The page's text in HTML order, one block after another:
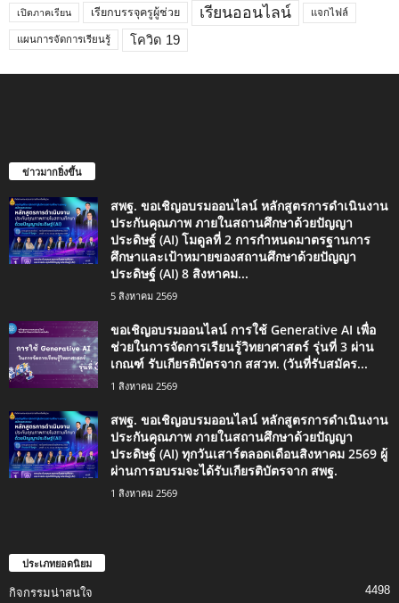
เปิดภาคเรียน เรียกบรรจุครูผู้ช่วย เรียนออนไลน์ แจกไฟล์
แผนการจัดการเรียนรู้ โควิด 19
ข่าวมากยิ่งขึ้น
สพฐ. ขอเชิญอบรมออนไลน์ หลักสูตรการดำเนินงาน
ประกันคุณภาพ ภายในสถานศึกษาด้วยปัญญา
ประดิษฐ์ (AI) โมดูลที่ 2 การกำหนดมาตรฐานการ
ศึกษาและเป้าหมายของสถานศึกษาด้วยปัญญา
ประดิษฐ์ (AI) 8 สิงหาคม...
5 สิงหาคม 2569
ขอเชิญอบรมออนไลน์ การใช้ Generative AI เพื่อ
ช่วยในการจัดการเรียนรู้วิทยาศาสตร์ รุ่นที่ 3 ผ่าน
เกณฑ์ รับเกียรติบัตรจาก สสวท. (วันที่รับสมัคร...
1 สิงหาคม 2569
สพฐ. ขอเชิญอบรมออนไลน์ หลักสูตรการดำเนินงาน
ประกันคุณภาพ ภายในสถานศึกษาด้วยปัญญา
ประดิษฐ์ (AI) ทุกวันเสาร์ตลอดเดือนสิงหาคม 2569 ผู้
ผ่านการอบรมจะได้รับเกียรติบัตรจาก สพฐ.
1 สิงหาคม 2569
ประเภทยอดนิยม
กิจกรรมน่าสนใจ 4498